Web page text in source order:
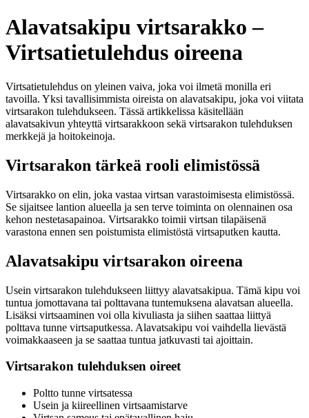
Alavatsakipu virtsarakko –
Virtsatietulehdus oireena
Virtsatietulehdus on yleinen vaiva, joka voi ilmetä monilla eri
tavoilla. Yksi tavallisimmista oireista on alavatsakipu, joka voi viitata
virtsarakon tulehdukseen. Tässä artikkelissa käsitellään
alavatsakivun yhteyttä virtsarakkoon sekä virtsarakon tulehduksen
merkkejä ja hoitokeinoja.
Virtsarakon tärkeä rooli elimistössä
Virtsarakko on elin, joka vastaa virtsan varastoimisesta elimistössä.
Se sijaitsee lantion alueella ja sen terve toiminta on olennainen osa
kehon nestetasapainoa. Virtsarakko toimii virtsan tilapäisenä
varastona ennen sen poistumista elimistöstä virtsaputken kautta.
Alavatsakipu virtsarakon oireena
Usein virtsarakon tulehdukseen liittyy alavatsakipua. Tämä kipu voi
tuntua jomottavana tai polttavana tuntemuksena alavatsan alueella.
Lisäksi virtsaaminen voi olla kivuliasta ja siihen saattaa liittyä
polttava tunne virtsaputkessa. Alavatsakipu voi vaihdella lievästä
voimakkaaseen ja se saattaa tuntua jatkuvasti tai ajoittain.
Virtsarakon tulehduksen oireet
Poltto tunne virtsatessa
Usein ja kiireellinen virtsaamistarve